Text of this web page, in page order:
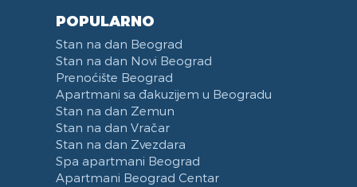
POPULARNO
Stan na dan Beograd
Stan na dan Novi Beograd
Prenoćište Beograd
Apartmani sa đakuzijem u Beogradu
Stan na dan Zemun
Stan na dan Vračar
Stan na dan Zvezdara
Spa apartmani Beograd
Apartmani Beograd Centar